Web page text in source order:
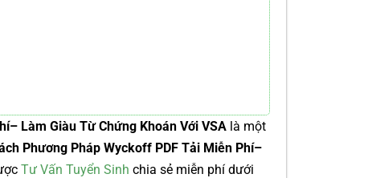
Làm Giàu Từ Chứng Khoán Với VSA là một
Phương Pháp Wyckoff PDF Tải Miễn Phí–
Tư Vấn Tuyển Sinh chia sẻ miễn phí dưới